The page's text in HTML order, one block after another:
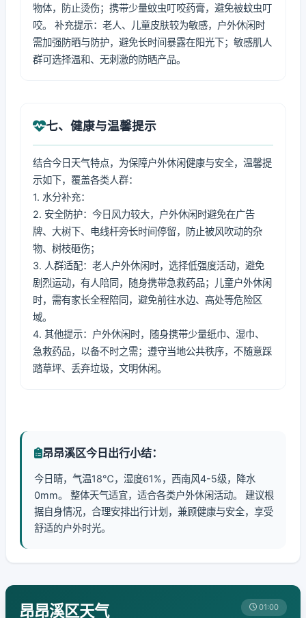
物体，防止烫伤；携带少量蚊虫叮咬药膏，避免被蚊虫叮
咬。 补充提示：老人、儿童皮肤较为敏感，户外休闲时
需加强防晒与防护，避免长时间暴露在阳光下；敏感肌人
群可选择温和、无刺激的防晒产品。
七、健康与温馨提示
结合今日天气特点，为保障户外休闲健康与安全，温馨提
示如下，覆盖各类人群：
1. 水分补充：
2. 安全防护：今日风力较大，户外休闲时避免在广告
牌、大树下、电线杆旁长时间停留，防止被风吹动的杂
物、树枝砸伤；
3. 人群适配：老人户外休闲时，选择低强度活动，避免
剧烈运动，有人陪同，随身携带急救药品；儿童户外休闲
时，需有家长全程陪同，避免前往水边、高处等危险区
域。
4. 其他提示：户外休闲时，随身携带少量纸巾、湿巾、
急救药品，以备不时之需；遵守当地公共秩序，不随意踩
踏草坪、丢弃垃圾，文明休闲。
昂昂溪区今日出行小结：
今日晴，气温18℃，湿度61%，西南风4-5级，降水
0mm。 整体天气适宜，适合各类户外休闲活动。 建议根
据自身情况，合理安排出行计划，兼顾健康与安全，享受
舒适的户外时光。
昂昂溪区天气 01:00